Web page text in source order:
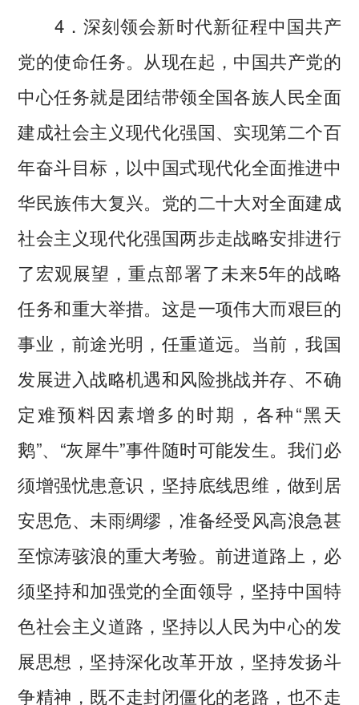
4．深刻领会新时代新征程中国共产
党的使命任务。从现在起，中国共产党的
中心任务就是团结带领全国各族人民全面
建成社会主义现代化强国、实现第二个百
年奋斗目标，以中国式现代化全面推进中
华民族伟大复兴。党的二十大对全面建成
社会主义现代化强国两步走战略安排进行
了宏观展望，重点部署了未来5年的战略
任务和重大举措。这是一项伟大而艰巨的
事业，前途光明，任重道远。当前，我国
发展进入战略机遇和风险挑战并存、不确
定难预料因素增多的时期，各种“黑天
鹅”、“灰犀牛”事件随时可能发生。我们必
须增强忧患意识，坚持底线思维，做到居
安思危、未雨绸缪，准备经受风高浪急甚
至惊涛骇浪的重大考验。前进道路上，必
须坚持和加强党的全面领导，坚持中国特
色社会主义道路，坚持以人民为中心的发
展思想，坚持深化改革开放，坚持发扬斗
争精神，既不走封闭僵化的老路，也不走